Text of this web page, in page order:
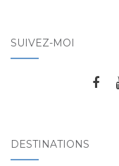
SUIVEZ-MOI
DESTINATIONS